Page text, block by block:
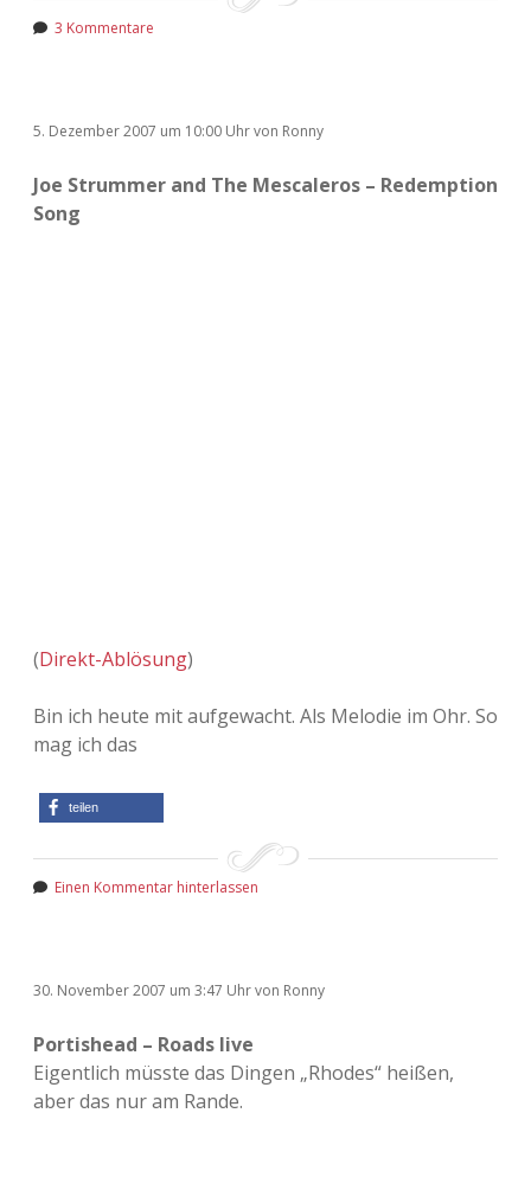
3 Kommentare
5. Dezember 2007 um 10:00 Uhrvon Ronny
Joe Strummer and The Mescaleros – Redemption
Song
(Direkt-Ablösung)
Bin ich heute mit aufgewacht. Als Melodie im Ohr. So
mag ich das
teilen
Einen Kommentar hinterlassen
30. November 2007 um 3:47 Uhrvon Ronny
Portishead – Roads live
Eigentlich müsste das Dingen „Rhodes“ heißen,
aber das nur am Rande.